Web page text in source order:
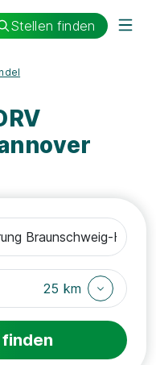
Stellen finden
25 km